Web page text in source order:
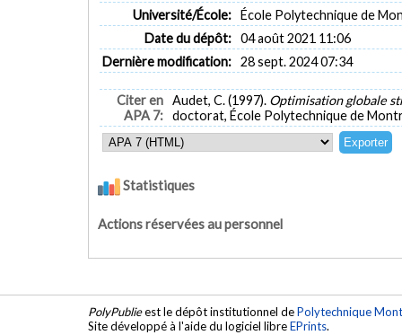
Université/École: École Polytechnique de
Date du dépôt: 04 août 2021 11:06
Dernière modification: 28 sept. 2024 07:34
Citer en
APA 7:
Audet, C. (1997). Optimisation globale
doctorat, École Polytechnique de
Statistiques
Actions réservées au personnel
PolyPublieest le dépôt institutionnel dePolytechnique
Site développé à l'aide du logiciel libreEPrints.